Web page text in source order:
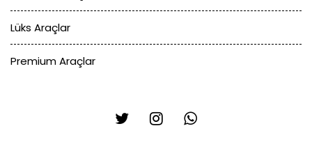
Lüks Araçlar
Premium Araçlar